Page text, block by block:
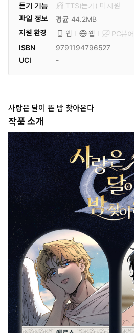
듣기 기능
TTS(듣기) 미 지원
파일 정보
평균 44.2MB
지원 환경
앱 웹 PC뷰어
ISBN
9791194796527
UCI
-
사랑은 달이 뜬 밤 찾아온다
작품 소개